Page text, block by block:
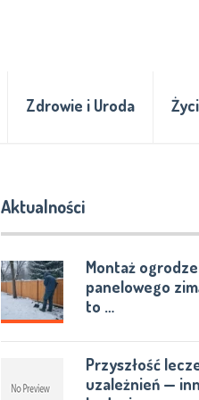
Zdrowie i Uroda
Aktualności
Montaż
panelowego
to …
Przyszłość
uzależnień —